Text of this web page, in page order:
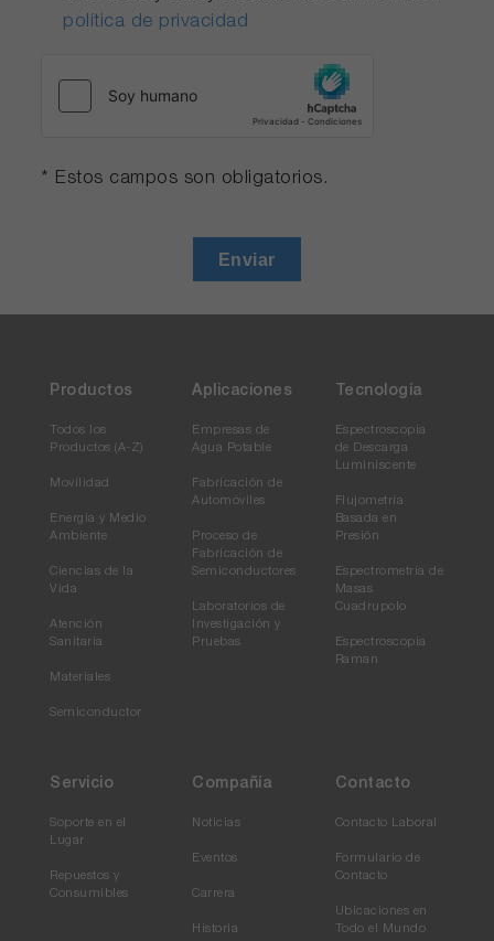
política de privacidad
* Estos campos son obligatorios.
Enviar
Productos
Todos los
Productos (A-Z)
Movilidad
Energía y Medio
Ambiente
Ciencias de la
Vida
Atención
Sanitaria
Materiales
Semiconductor
Aplicaciones
Empresas de
Agua Potable
Fabricación de
Automóviles
Proceso de
Fabricación de
Semiconductores
Laboratorios de
Investigación y
Pruebas
Tecnología
Espectroscopia
de Descarga
Luminiscente
Flujometría
Basada en
Presión
Espectrometría de
Masas
Cuadrupolo
Espectroscopia
Raman
Servicio
Soporte en el
Lugar
Repuestos y
Consumibles
Compañía
Noticias
Eventos
Carrera
Historia
Contacto
Contacto Laboral
Formulario de
Contacto
Ubicaciones en
Todo el Mundo